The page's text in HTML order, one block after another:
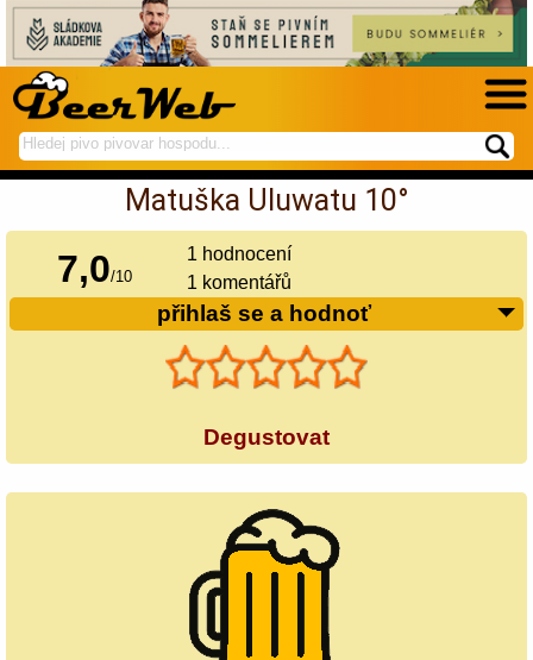
hledej
na
spustí
hledání
Matuška Uluwatu 10°
7,0/10
1 hodnocení
1 komentářů
přihlaš se a hodnoť
Degustovat